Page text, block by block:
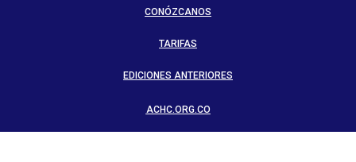
CONÓZCANOS
TARIFAS
EDICIONES ANTERIORES
ACHC.ORG.CO